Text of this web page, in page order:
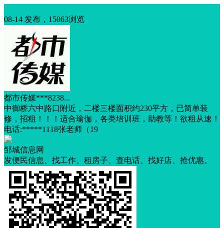
08-14 发布，15063浏览
都市传媒***8238...
中御桥六中路口附近，二楼三楼面积约230平方，已简单装
修，招租！！！适合瑜伽，各类培训班，助教等！欲租从速！
电话:*****1118张老师（19
邹城信息网
发便民信息、找工作、租房子、查电话、找好店、抢优惠。